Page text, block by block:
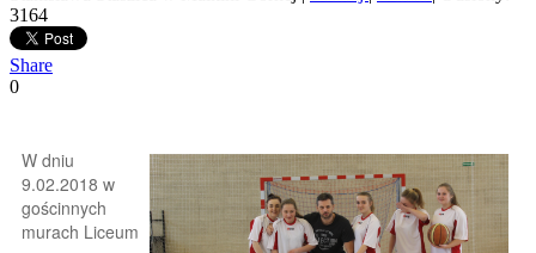
3164
Share
0
W dniu
9.02.2018 w
gościnnych
murach Liceum